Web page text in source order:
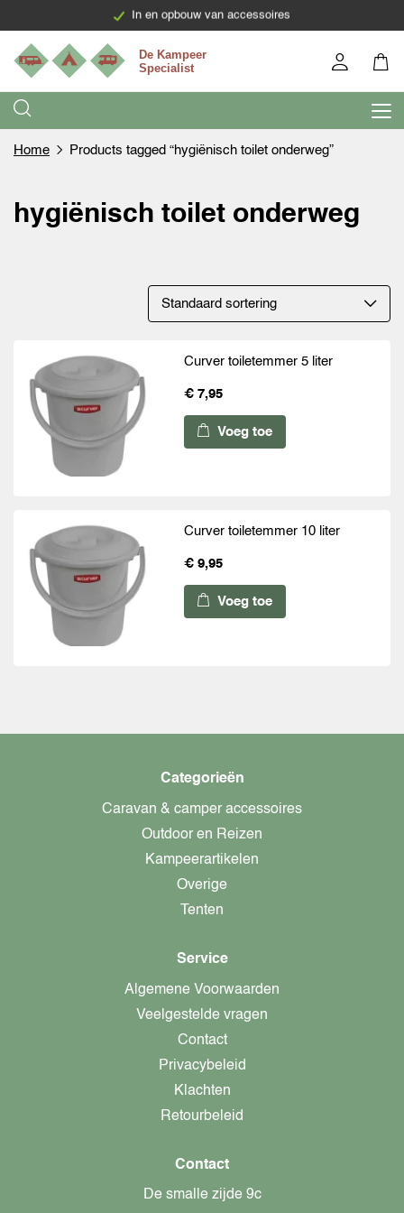
In en opbouw van accessoires
Home Products tagged “hygiënisch toilet onderweg”
hygiënisch toilet onderweg
Curver toiletemmer 5 liter
€ 7,95
Voeg toe
Curver toiletemmer 10 liter
€ 9,95
Voeg toe
Categorieën
Caravan & camper accessoires
Outdoor en Reizen
Kampeerartikelen
Overige
Tenten
Service
Algemene Voorwaarden
Veelgestelde vragen
Contact
Privacybeleid
Klachten
Retourbeleid
Contact
De smalle zijde 9c